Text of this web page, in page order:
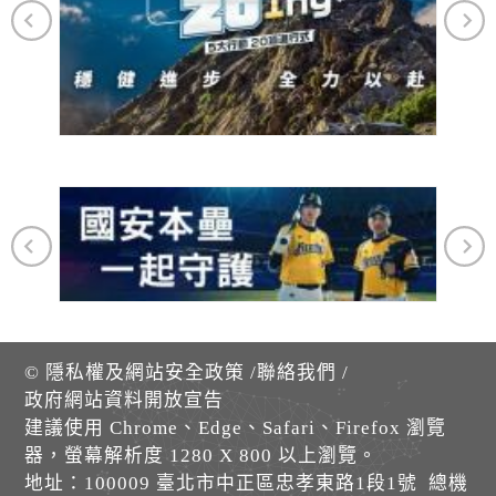
© 隱私權及網站安全政策 /聯絡我們 /
政府網站資料開放宣告
建議使用 Chrome、Edge、Safari、Firefox 瀏覽
器，螢幕解析度 1280 X 800 以上瀏覽。
地址：100009 臺北市中正區忠孝東路1段1號 總機